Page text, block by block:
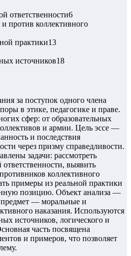
ответственности6
против коллективного
практики13
источников18
за поступок одного члена
в этике, педагогике и праве.
сфер: от образовательных
и армии. Цель эссе —
и последствия
через призму справедливости.
задачи: рассмотреть
выявить
коллективного
примеры из реальной практики
позицию. Объект анализа —
— моральные и
наказания. Используются
источников, логического и
часть посвящена
и примеров, что позволяет